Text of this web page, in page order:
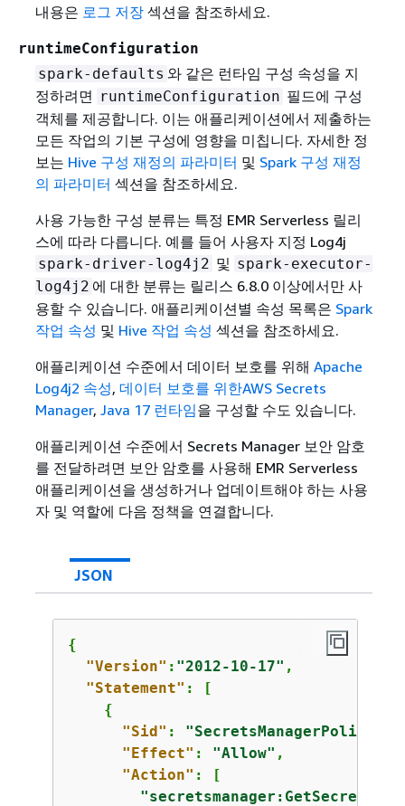
내용은 로그 저장섹션을 참조하세요.
runtimeConfiguration
spark-defaults 와 같은 런타임 구성 속성을 지
정하려면 runtimeConfiguration 필드에 구성
객체를 제공합니다. 이는 애플리케이션에서 제출하는
모든 작업의 기본 구성에 영향을 미칩니다. 자세한 정
보는 Hive 구성 재정의 파라미터 및 Spark 구성 재정
의 파라미터 섹션을 참조하세요.
사용 가능한 구성 분류는 특정 EMR Serverless 릴리
스에 따라 다릅니다. 예를 들어 사용자 지정 Log4j
spark-driver-log4j2 및 spark-executor-
log4j2 에 대한 분류는 릴리스 6.8.0 이상에서만 사
용할 수 있습니다. 애플리케이션별 속성 목록은 Spark
작업 속성 및 Hive 작업 속성 섹션을 참조하세요.
애플리케이션 수준에서 데이터 보호를 위해 Apache
Log4j2 속성, 데이터 보호를 위한AWS Secrets
Manager, Java 17 런타임을 구성할 수도 있습니다.
애플리케이션 수준에서 Secrets Manager 보안 암호
를 전달하려면 보안 암호를 사용해 EMR Serverless
애플리케이션을 생성하거나 업데이트해야 하는 사용
자 및 역할에 다음 정책을 연결합니다.
JSON
{
"Version" : "2012-10-17" ,
"Statement" : [
{
"Sid" : "SecretsManagerPolicy"
"Effect" : "Allow" ,
"Action" : [